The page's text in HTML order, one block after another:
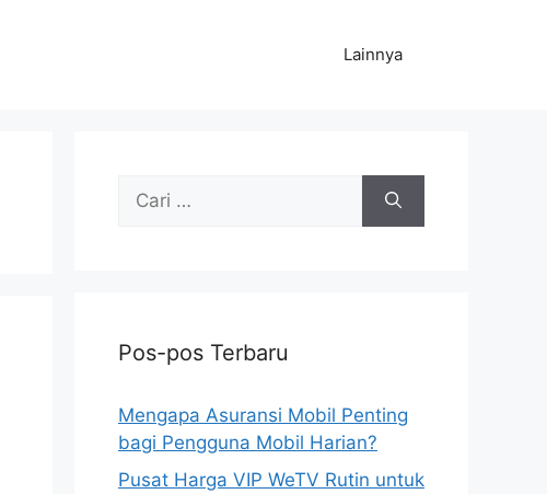
Lainnya
Cari
Pos-pos Terbaru
Mengapa Asuransi Mobil Penting
bagi Pengguna Mobil Harian?
Pusat Harga VIP WeTV Rutin untuk